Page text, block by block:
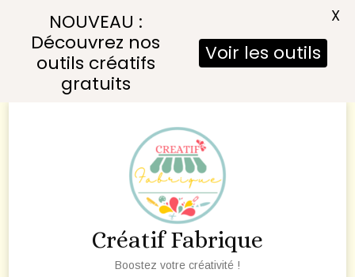
Créatif Fabrique
Boostez votre créativité !
NOUVEAU :
Découvrez nos
outils créatifs
gratuits
Voir les outils
X